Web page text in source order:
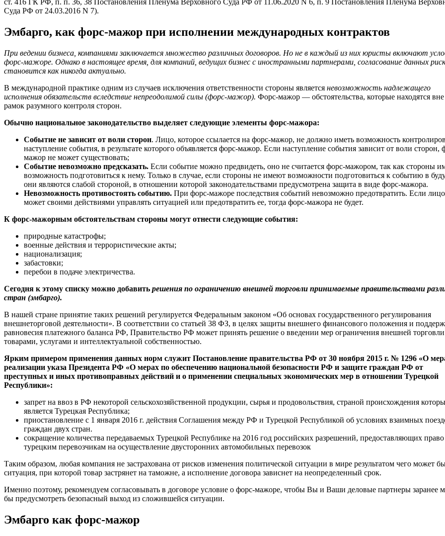
ст. 416 ГК РФ, п. п. 36, 38 Постановления Пленума Верховного Суда РФ от 11.06.2020 N 6, п. 9 Постановления Пленума
Суда РФ от 24.03.2016 N 7).
Эмбарго, как форс-мажор при исполнении международных контрактов
При ведении бизнеса, компаниями заключается множество различных договоров. Но не в каждый из них юристы включают
форс-мажоре. Однако в настоящее время, для компаний, ведущих бизнес с иностранными партнерами, согласование данных
становится как никогда актуально.
В международной практике одним из случаев исключения ответственности стороны является невозможность надлежащего
исполнения обязательств вследствие непреодолимой силы (форс-мажор). Форс-мажор — обстоятельства, которые находятся вне
рамок разумного контроля сторон.
Обычно национальное законодательство выделяет следующие элементы форс-мажора:
Событие не зависит от воли сторон. Лицо, которое ссылается на форс-мажор, не должно иметь возможность
наступление события, в результате которого объявляется форс-мажор. Если наступление события зависит от воли сторон,
мажор не может существовать;
Событие невозможно предсказать. Если событие можно предвидеть, оно не считается форс-мажором, так как стороны
возможность подготовиться к нему. Только в случае, если стороны не имеют возможности подготовиться к событию в
они являются слабой стороной, в отношении которой законодательствами предусмотрена защита в виде форс-мажора.
Невозможность противостоять событию. При форс-мажоре последствия событий невозможно предотвратить. Если лицо
может своими действиями управлять ситуацией или предотвратить ее, тогда форс-мажора не будет.
К форс-мажорным обстоятельствам стороны могут отнести следующие события:
природные катастрофы;
военные действия и террористические акты;
национализация;
забастовки;
перебои в подаче электричества.
Сегодня к этому списку можно добавить решения по ограничению внешней торговли принимаемые правительствами
стран (эмбарго).
В нашей стране принятие таких решений регулируется Федеральным законом «Об основах государственного регулирования
внешнеторговой деятельности». В соответствии со статьей 38 ФЗ, в целях защиты внешнего финансового положения и
равновесия платежного баланса РФ, Правительство РФ может принять решение о введении мер ограничения внешней торговли
товарами, услугами и интеллектуальной собственностью.
Ярким примером применения данных норм служит Постановление правительства РФ от 30 ноября 2015 г. № 1296 «О
реализации указа Президента РФ «О мерах по обеспечению национальной безопасности РФ и защите граждан РФ от
преступных и иных противоправных действий и о применении специальных экономических мер в отношении Турецкой
Республики»:
запрет на ввоз в РФ некоторой сельскохозяйственной продукции, сырья и продовольствия, страной происхождения
является Турецкая Республика;
приостановление с 1 января 2016 г. действия Соглашения между РФ и Турецкой Республикой об условиях взаимных
граждан двух стран.
сокращение количества передаваемых Турецкой Республике на 2016 год российских разрешений, предоставляющих право
турецким перевозчикам на осуществление двусторонних автомобильных перевозок
Таким образом, любая компания не застрахована от рисков изменения политической ситуации в мире результатом чего может
ситуация, при которой товар застрянет на таможне, а исполнение договора зависнет на неопределенный срок.
Именно поэтому, рекомендуем согласовывать в договоре условие о форс-мажоре, чтобы Вы и Ваши деловые партнеры заранее
бы предусмотреть безопасный выход из сложившейся ситуации.
Эмбарго как форс-мажор